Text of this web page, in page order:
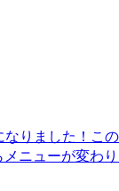
りました！こ
ニューが変わ